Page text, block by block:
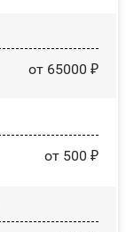
от 65000 ₽
от 500 ₽